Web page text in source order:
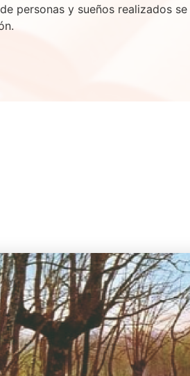
personas y sueños realizados